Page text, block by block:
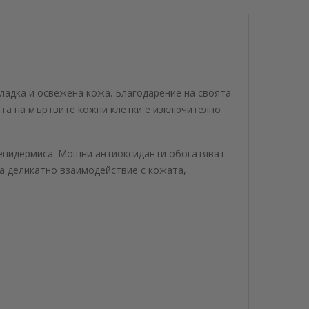
и освежена кожа. Благодарение на своята
на мъртвите кожни клетки е изключително
Мощни антиоксиданти обогатяват
деликатно взаимодействие с кожата,